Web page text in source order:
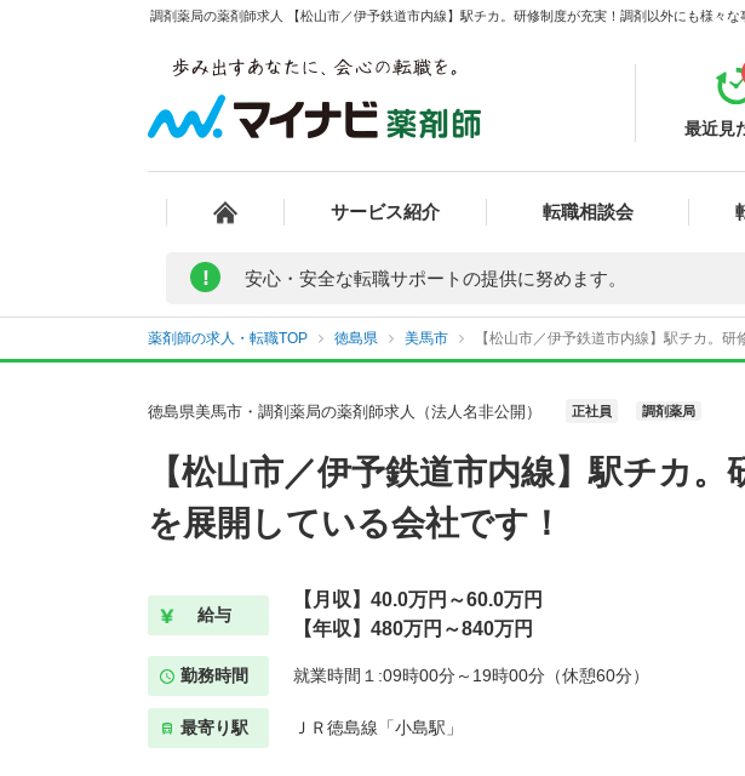
調剤薬局の薬剤師求人 【松山市／伊予鉄道市内線】駅チカ。研修制度が充実！調剤以外にも様々
最近見
サービス紹介 転職相談会
! 安心・安全な転職サポートの提供に努めます。
薬剤師の求人・転職TOP 徳島県 美馬市 【松山市／伊予鉄道市内線】駅チカ。
徳島県美馬市・調剤薬局の薬剤師求人（法人名非公開） 正社員 調剤薬局
【松山市／伊予鉄道市内線】駅チカ
を展開している会社です！
給与
【月収】40.0万円～60.0万円
【年収】480万円～840万円
勤務時間 就業時間１:09時00分～19時00分（休憩60分）
最寄り駅 ＪＲ徳島線「小島駅」